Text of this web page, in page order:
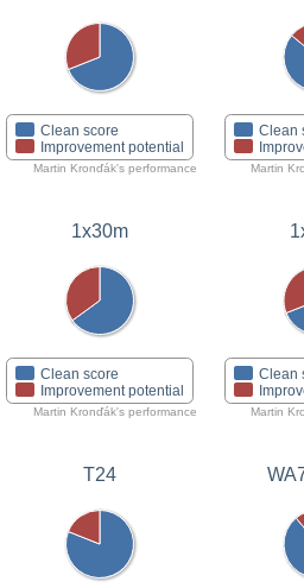
Clean score
Improvement potential
Martin Kronďák's performance
Clean
Martin
1x30m
Clean score
Improvement potential
Martin Kronďák's performance
Clean
Martin
T24